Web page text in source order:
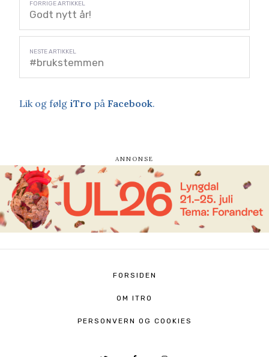
Godt nytt år!
#brukstemmen
Lik og følg iTro på Facebook.
FORSIDEN
OM ITRO
PERSONVERN OG COOKIES